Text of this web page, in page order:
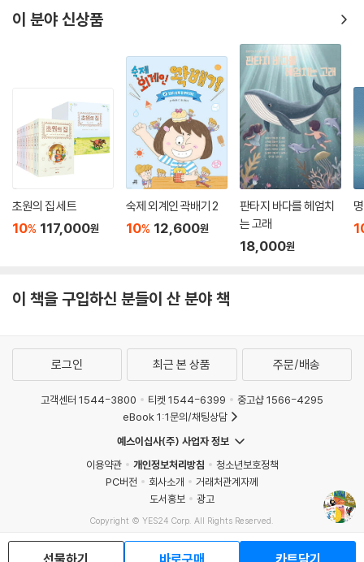
05. 우리가 꼭 알아야 할 생물다양성 그림 백과(로라나 지아르디, 스테판
알면 사랑하게 되고, 사랑하면 행동할 수 있게 됩니다!
아이들의 미래를 위해 지구별의 아름다운 생물다양성을 지키는 일은 우리
모두 관심을 가지고 실천해야 합니다. 전 세계 총 32곳의 풍경과 기후를 소
개하면서, 각 지역에 살고 있는 141종의 멸종 위기 생물에 대하여 안내하
는 멋진 그림책입니다
06. 이게 뭐예요_자연에서 볼 수 있는 온갖 모양들(라파엘 마르탱 글/ 클
레르 슈바르츠 그림/ 강현주 옮김)
두 눈을 반짝반짝, 관찰거리를 찾아 헤매는 호기심 대장들 모두 모두 모여
라
잔디밭에 꽂힌 막대사탕, 모래에 꽂힌 거인의 손톱, 나무에 매달린 커다란
하나하나 등장합니다. 머릿속에 “?”를 가득 앉고 오른쪽 페이지로 시선을
돌리면 우리 주변에 있던 다양한 생물들이 ‘그 이상한 물건들의 주인은 바
죠. 자연의 위대한 신비를 파헤쳐 주는 수수께끼 그림책입니다.
이 분야 신상품
초원의 집 세트
10% 117,000원
숙제 외계인 곽배기 2
10% 12,600원
판타지 바다를 헤엄치
는 고래
18,000원
이 책을 구입하신 분들이 산 분야 책
선물하기 바로구매 카트담기
로그인 최근 본 상품 주문/배송
고객센터 1544-3800 티켓 1544-6399
중고샵 1566-4295
eBook 1:1문의/채팅상담
예스이십사(주) 사업자 정보
이용약관
개인정보처리방침
청소년보호정책
PC버전
회사소개
거래처관계자께
도서홍보
광고
Copyright © YES24 Corp. All Rights Reserved.